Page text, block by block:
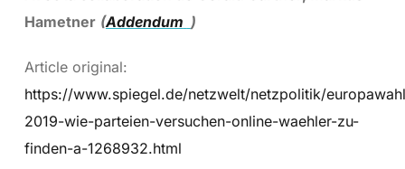
Hametner (Addendum )
Article original:
https://www.spiegel.de/netzwelt/netzpolitik/
2019-wie-parteien-versuchen-online-waehler-zu-
finden-a-1268932.html